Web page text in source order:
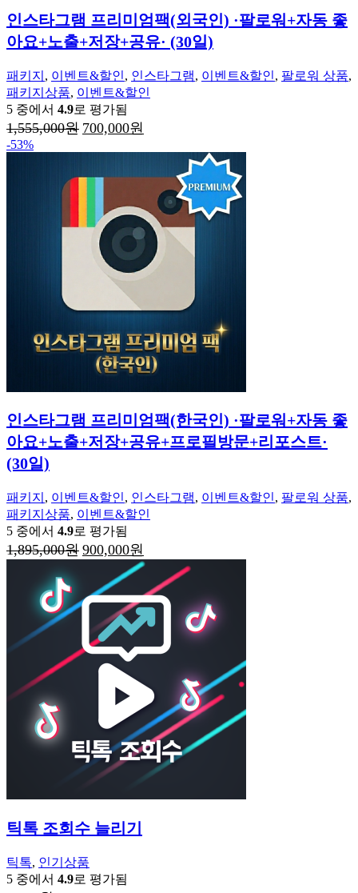
인스타그램 프리미엄팩(외국인) ·팔로워+자동 좋
아요+노출+저장+공유· (30일)
패키지 , 이벤트&할인, 인스타그램, 이벤트&할인, 팔로워 상품,
패키지상품, 이벤트&할인
5 중에서 4.9로 평가됨
1,555,000원 원
래
가
1,555,000
700,000원
재
가
700,000
-53%
인스타그램 프리미엄팩(한국인) ·팔로워+자동 좋
아요+노출+저장+공유+프로필방문+리포스트·
(30일)
패키지 , 이벤트&할인, 인스타그램, 이벤트&할인, 팔로워 상품,
패키지상품, 이벤트&할인
5 중에서 4.9로 평가됨
1,895,000원 원
래
격:
1,895,000
900,000원
재
격:
900,000
틱톡 조회수 늘리기
틱톡, 인기상품
5 중에서 4.9로 평가됨